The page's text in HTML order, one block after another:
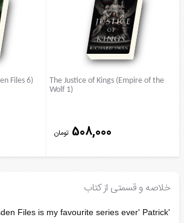
The Justice of Kings (Empire of the
Wolf 1)
508,000 تومان
Files 6)
خلاصه و قسمتی از کتاب
Files is my favourite series ever' Patrick